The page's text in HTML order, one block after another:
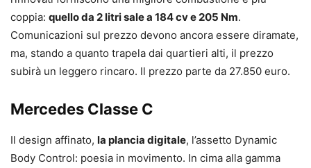
coppia: quello da 2 litri sale a 184 cv e 205 Nm.
Comunicazioni sul prezzo devono ancora essere diramate,
ma, stando a quanto trapela dai quartieri alti, il prezzo
subirà un leggero rincaro. Il prezzo parte da 27.850 euro.
Mercedes Classe C
Il design affinato, la plancia digitale, l’assetto Dynamic
Body Control: poesia in movimento. In cima alla gamma